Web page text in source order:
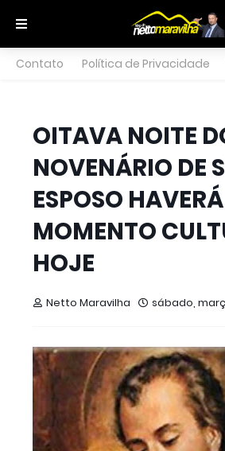
Contato Política de Privacidade
OITAVA NOITE
NOVENÁRIO DE
ESPOSO HAVERÁ
MOMENTO
HOJE
Netto Maravilha sábado,